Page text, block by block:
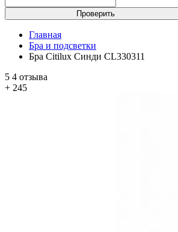
Проверить
Главная
Бра и подсветки
Бра Citilux Синди CL330311
5 4 отзыва
+ 245